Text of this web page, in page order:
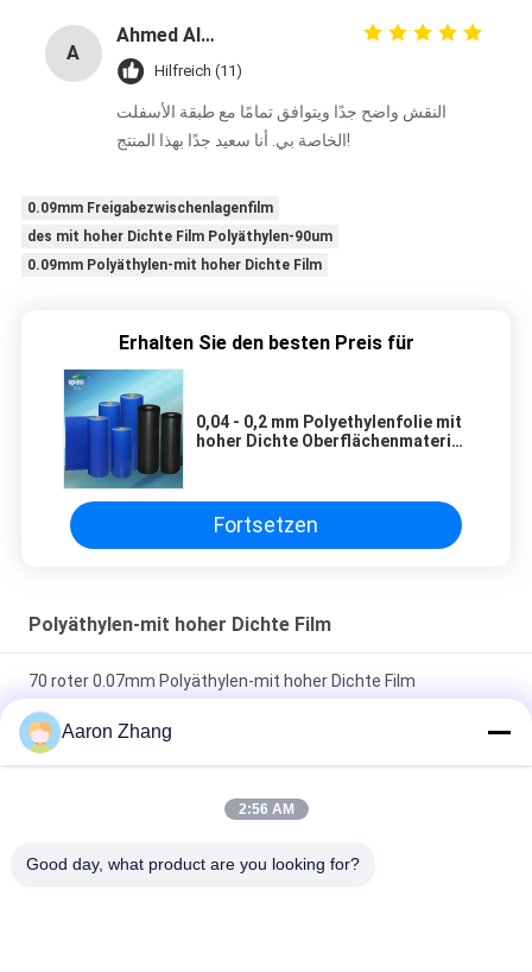
A
Ahmed Al-Mansouri
Hilfreich (11)
النقش واضح جدًا ويتوافق تمامًا مع طبقة الأسفلت
الخاصة بي. أنا سعيد جدًا بهذا المنتج!
0.09mm Freigabezwischenlagenfilm
des mit hoher Dichte Film Polyäthylen-90um
0.09mm Polyäthylen-mit hoher Dichte Film
Erhalten Sie den besten Preis für
0,04 - 0,2 mm Polyethylenfolie mit
hoher Dichte Oberflächenmaterial
Fortsetzen
Polyäthylen-mit hoher Dichte Film
70 roter 0.07mm Polyäthylen-mit hoher Dichte Film
Mikrometer DS
60 silikonumhüllter Film des Mikrometer-weißer Simplex-
Membranen
Aaron Zhang
2:56 AM
Good day, what product are you looking for?